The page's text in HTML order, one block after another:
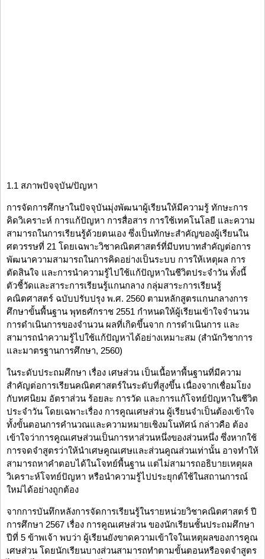
1.1 สภาพปัจจุบัน/ปัญหา
การจัดการศึกษาในปัจจุบันมุ่งพัฒนาผู้เรียนให้มีความรู้ ทักษะการ
คิดวิเคราะห์ การแก้ปัญหา การสื่อสาร การใช้เทคโนโลยี และความ
สามารถในการเรียนรู้ด้วยตนเอง ซึ่งเป็นทักษะสำคัญของผู้เรียนใน
ศตวรรษที่ 21 โดยเฉพาะวิชาคณิตศาสตร์ที่มีบทบาทสำคัญต่อการ
พัฒนาความสามารถในการคิดอย่างเป็นระบบ การให้เหตุผล การ
ตัดสินใจ และการนำความรู้ไปใช้แก้ปัญหาในชีวิตประจำวัน ทั้งนี้
ตัวชี้วัดและสาระการเรียนรู้แกนกลาง กลุ่มสาระการเรียนรู้
คณิตศาสตร์ ฉบับปรับปรุง พ.ศ. 2560 ตามหลักสูตรแกนกลางการ
ศึกษาขั้นพื้นฐาน พุทธศักราช 2551 กำหนดให้ผู้เรียนเข้าใจจำนวน
การดำเนินการของจำนวน ผลที่เกิดขึ้นจาก การดำเนินการ และ
สามารถนำความรู้ไปใช้แก้ปัญหาได้อย่างเหมาะสม (สำนักวิชาการ
และมาตรฐานการศึกษา, 2560)
ในระดับประถมศึกษา เรื่อง เศษส่วน เป็นเนื้อหาพื้นฐานที่มีความ
สำคัญต่อการเรียนคณิตศาสตร์ในระดับที่สูงขึ้น เนื่องจากเชื่อมโยง
กับทศนิยม อัตราส่วน ร้อยละ การวัด และการแก้โจทย์ปัญหาในชีวิต
ประจำวัน โดยเฉพาะเรื่อง การคูณเศษส่วน ผู้เรียนจำเป็นต้องเข้าใจ
ทั้งขั้นตอนการคำนวณและความหมายเชิงมโนทัศน์ กล่าวคือ ต้อง
เข้าใจว่าการคูณเศษส่วนเป็นการหาส่วนหนึ่งของส่วนหนึ่ง ซึ่งหากใช้
การจดจำสูตรว่าให้นำเศษคูณเศษและส่วนคูณส่วนเท่านั้น อาจทำให้
สามารถหาคำตอบได้ในโจทย์พื้นฐาน แต่ไม่สามารถอธิบายเหตุผล
วิเคราะห์โจทย์ปัญหา หรือนำความรู้ไปประยุกต์ใช้ในสถานการณ์
ใหม่ได้อย่างถูกต้อง
จากการบันทึกหลังการจัดการเรียนรู้ในรายหน่วยวิชาคณิตศาสตร์ ปี
การศึกษา 2567 เรื่อง การคูณเศษส่วน ของนักเรียนชั้นประถมศึกษา
ปีที่ 5 ข้าพเจ้า พบว่า ผู้เรียนยังขาดความเข้าใจในเหตุผลของการคูณ
เศษส่วน โดยนักเรียนบางส่วนสามารถทำตามขั้นตอนหรือจดจำสูตร